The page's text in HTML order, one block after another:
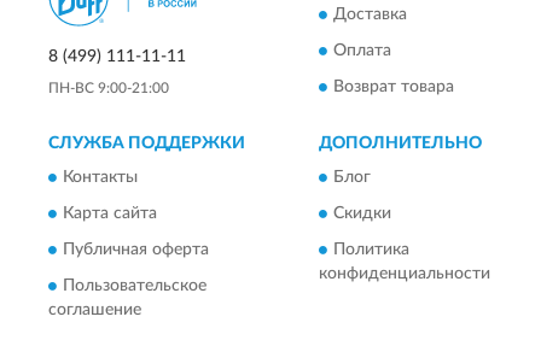
8 (499) 111-11-11
ПН-ВС 9:00-21:00
Доставка
Оплата
Возврат товара
СЛУЖБА ПОДДЕРЖКИ
Контакты
Карта сайта
Публичная оферта
Пользовательское
соглашение
ДОПОЛНИТЕЛЬНО
Блог
Скидки
Политика
конфиденциальности